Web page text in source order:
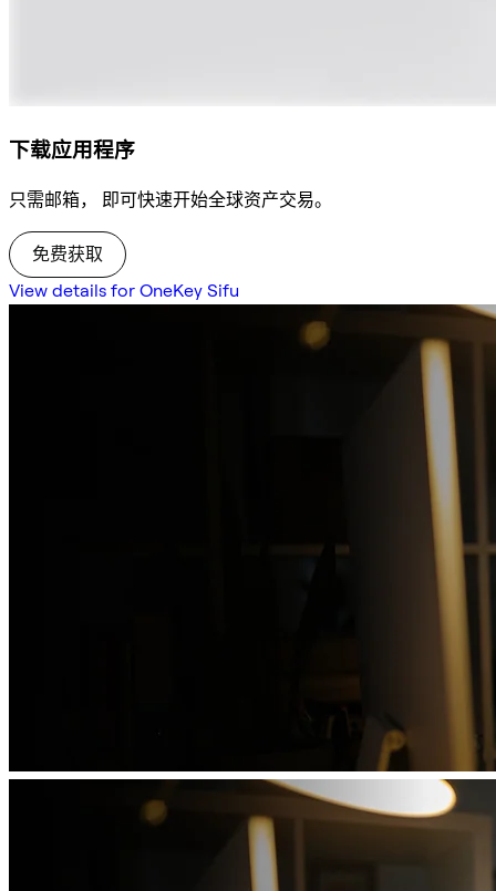
下载应用程序
只需邮箱， 即可快速开始全球资产交易。
免费获取
View details for OneKey Sifu